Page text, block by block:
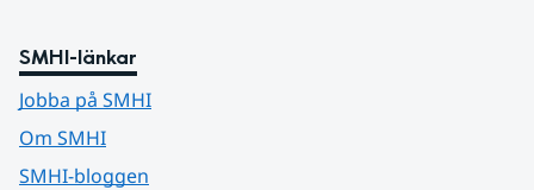
SMHI-länkar
Jobba på SMHI
Om SMHI
SMHI-bloggen